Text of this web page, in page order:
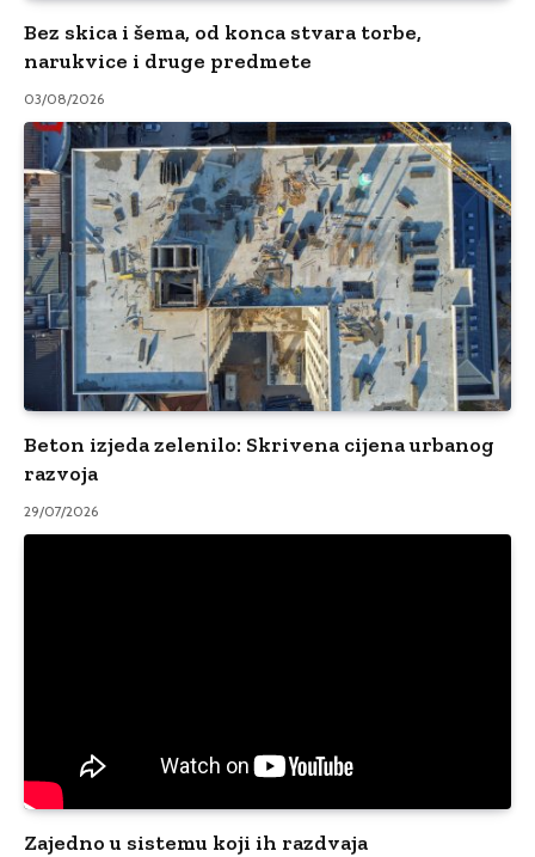
Bez skica i šema, od konca stvara torbe,
narukvice i druge predmete
03/08/2026
Beton izjeda zelenilo: Skrivena cijena urbanog
razvoja
29/07/2026
Zajedno u sistemu koji ih razdvaja